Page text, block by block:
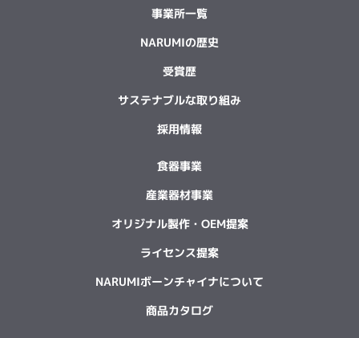
事業所一覧
NARUMIの歴史
受賞歴
サステナブルな取り組み
採用情報
食器事業
産業器材事業
オリジナル製作・OEM提案
ライセンス提案
NARUMIボーンチャイナについて
商品カタログ